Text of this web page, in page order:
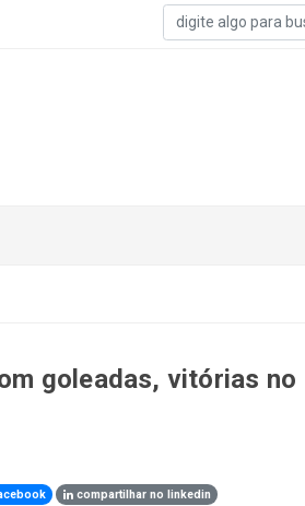
goleadas, vitórias no
compartilhar no linkedin